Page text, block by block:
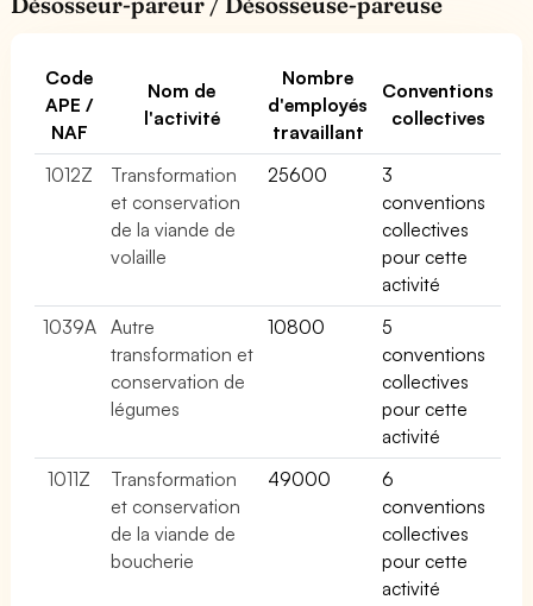
Code
APE /
NAF
Nom de
l'activité
Nombre
d'employés
travaillant
Conventions
collectives
1012Z
Transformation
et conservation
de la viande de
volaille
25600
3
conventions
collectives
pour cette
activité
1039A
Autre
transformation et
conservation de
légumes
10800
5
conventions
collectives
pour cette
activité
1011Z
Transformation
et conservation
de la viande de
boucherie
49000
6
conventions
collectives
pour cette
activité